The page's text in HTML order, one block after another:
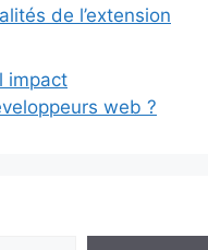
de l’extension
impact
web ?